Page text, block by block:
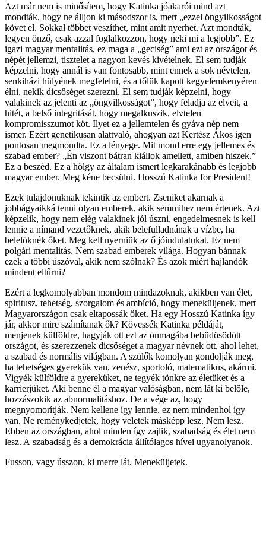
Azt már nem is minősítem, hogy Katinka jóakarói mind azt
mondták, hogy ne álljon ki másodszor is, mert „ezzel öngyilkosságot
követ el. Sokkal többet veszíthet, mint amit nyerhet. Azt mondták,
legyen önző, csak azzal foglalkozzon, hogy neki mi a legjobb”. Ez
igazi magyar mentalitás, ez maga a „geciség” ami ezt az országot és
népét jellemzi, tisztelet a nagyon kevés kivételnek. El sem tudják
képzelni, hogy annál is van fontosabb, mint ennek a sok névtelen,
senkiházi hülyének megfelelni, és a tőlük kapott kegyelemkenyéren
élni, nekik dicsőséget szerezni. El sem tudják képzelni, hogy
valakinek az jelenti az „öngyilkosságot”, hogy feladja az elveit, a
hitét, a belső integritását, hogy megalkuszik, elvtelen
kompromisszumot köt. Ilyet ez a jellemtelen és gyáva nép nem
ismer. Ezért genetikusan alattvaló, ahogyan azt Kertész Ákos igen
pontosan megmondta. Ez a lényege. Mit mond erre egy jellemes és
szabad ember? „Én viszont bátran kiállok amellett, amiben hiszek.”
Ez a beszéd. Ez a hölgy az általam ismert legkarakánabb és legjobb
magyar ember. Meg kéne becsülni. Hosszú Katinka for President!
Ezek tulajdonuknak tekintik az embert. Zseniket akarnak a
jobbágyaikká tenni olyan emberek, akik semmihez nem értenek. Azt
képzelik, hogy nem elég valakinek jól úszni, engedelmesnek is kell
lennie a nímand vezetőknek, akik belefulladnának a vízbe, ha
belelöknék őket. Meg kell nyerniük az ő jóindulatukat. Ez nem
polgári mentalitás. Nem szabad emberek világa. Hogyan bánnak
ezek a többi úszóval, akik nem szólnak? És azok miért hajlandók
mindent eltűrni?
Ezért a legkomolyabban mondom mindazoknak, akikben van élet,
spiritusz, tehetség, szorgalom és ambíció, hogy meneküljenek, mert
Magyarországon csak eltapossák őket. Ha egy Hosszú Katinka így
jár, akkor mire számítanak ők? Kövessék Katinka példáját,
menjenek külföldre, hagyják ott ezt az önmagába bebüdösödött
országot, és szerezzenek dicsőséget a magyar névnek ott, ahol lehet,
a szabad és normális világban. A szülők komolyan gondolják meg,
ha tehetséges gyerekük van, zenész, sportoló, matematikus, akármi.
Vigyék külföldre a gyereküket, ne tegyék tönkre az életüket és a
karrierjüket. Aki benne él a magyar valóságban, nem lát ki belőle,
hozzászokik az abnormalitáshoz. De a vége az, hogy
megnyomorítják. Nem kellene így lennie, ez nem mindenhol így
van. Ne reménykedjetek, hogy veletek másképp lesz. Nem lesz.
Ebben az országban, ahol minden így zajlik, szabadság és élet nem
lesz. A szabadság és a demokrácia állítólagos hívei ugyanolyanok.
Fusson, vagy ússzon, ki merre lát. Meneküljetek.